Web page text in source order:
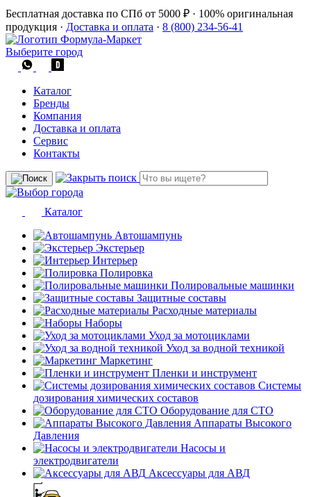
Бесплатная доставка по СПб от 5000 ₽ · 100% оригинальная
продукция · Доставка и оплата · 8 (800) 234-56-41
Выберите город
Каталог
Бренды
Компания
Доставка и оплата
Сервис
Контакты
Каталог
Автошампунь
Экстерьер
Интерьер
Полировка
Полировальные машинки
Защитные составы
Расходные материалы
Наборы
Уход за мотоциклами
Уход за водной техникой
Маркетинг
Пленки и инструмент
Системы
дозирования химических составов
Оборудование для СТО
Аппараты Высокого
Давления
Насосы и
электродвигатели
Аксессуары для АВД